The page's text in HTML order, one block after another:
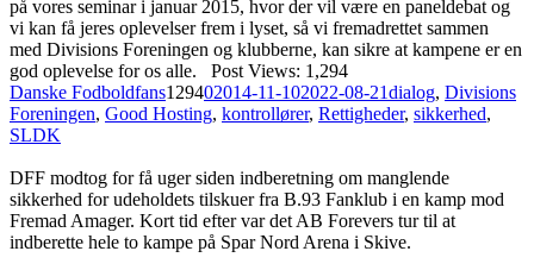
på vores seminar i januar 2015, hvor der vil være en paneldebat og
vi kan få jeres oplevelser frem i lyset, så vi fremadrettet sammen
med Divisions Foreningen og klubberne, kan sikre at kampene er en
god oplevelse for os alle. Post Views: 1,294
Danske Fodboldfans129402014-11-102022-08-21dialog, Divisions
Foreningen, Good Hosting, kontrollører, Rettigheder, sikkerhed,
SLDK
DFF modtog for få uger siden indberetning om manglende
sikkerhed for udeholdets tilskuer fra B.93 Fanklub i en kamp mod
Fremad Amager. Kort tid efter var det AB Forevers tur til at
indberette hele to kampe på Spar Nord Arena i Skive.